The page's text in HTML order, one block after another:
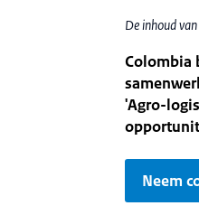
De inhoud
Colombia
'Agro-
Neem